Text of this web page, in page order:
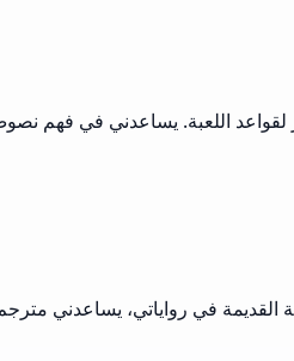
اللعبة. يساعدني في فهم
القديمة في رواياتي، يساعدني